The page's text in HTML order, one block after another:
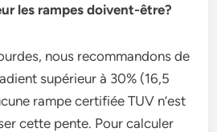
les rampes doivent-être?
nous recommandons de
supérieur à 30% (16,5
rampe certifiée TUV n’est
cette pente. Pour calculer